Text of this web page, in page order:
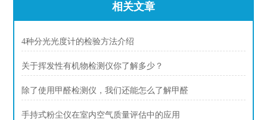
相关文章
4种分光光度计的检验方法介绍
关于挥发性有机物检测仪你了解多少？
除了使用甲醛检测仪，我们还能怎么了解甲醛
手持式粉尘仪在室内空气质量评估中的应用